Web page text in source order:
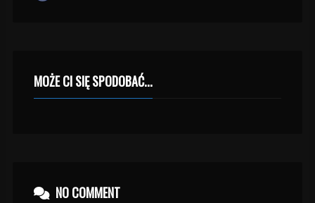
MOŻE CI SIĘ SPODOBAĆ...
NO COMMENT